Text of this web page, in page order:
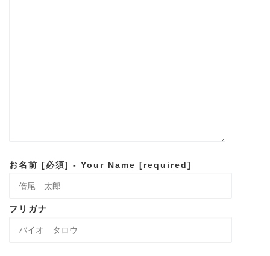
お名前 [必須] - Your Name [required]
フリガナ